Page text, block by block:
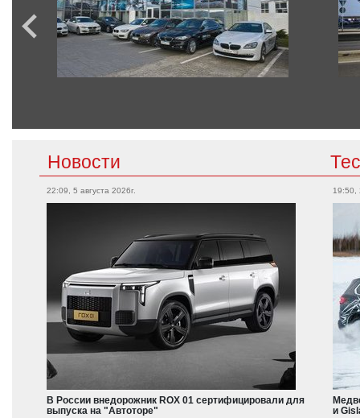
Новости
22:09, 5 августа 2026г.
В России внедорожник ROX 01 сертифицировали для
выпуска на "Автоторе"
19:50,
и